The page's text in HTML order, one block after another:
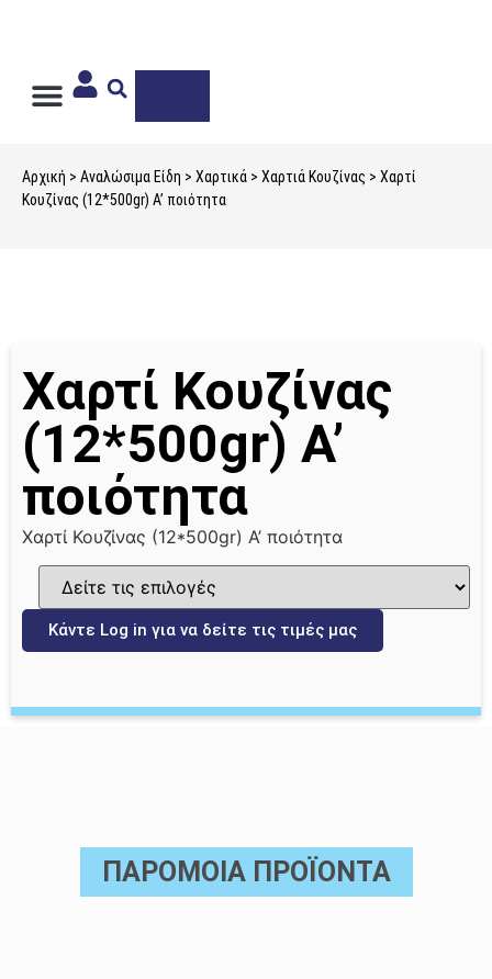
Αρχική > Αναλώσιμα Είδη > Χαρτικά > Χαρτιά Κουζίνας > Χαρτί
Κουζίνας (12*500gr) A’ ποιότητα
Χαρτί Κουζίνας
(12*500gr) A’
ποιότητα
Χαρτί Κουζίνας (12*500gr) A’ ποιότητα
Κάντε Log in για να δείτε τις τιμές μας
ΠΑΡΟΜΟΙΑ ΠΡΟΪΟΝΤΑ